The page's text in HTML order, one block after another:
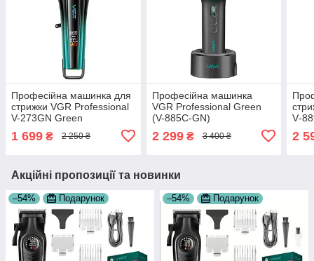
Професійна машинка для
стрижки VGR Professional
V-273GN Green
1 699 ₴ 2 250 ₴
Професійна машинка
VGR Professional Green
(V-885C-GN)
2 299₴ 3 400 ₴ 2
Акційні пропозиції та новинки
–54% Подарунок –54% Подарунок